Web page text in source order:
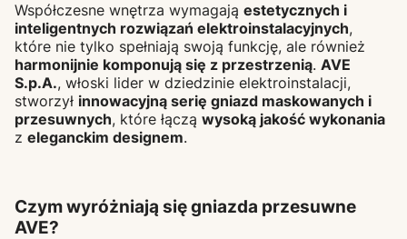
Współczesne wnętrza wymagają estetycznych i
inteligentnych rozwiązań elektroinstalacyjnych,
które nie tylko spełniają swoją funkcję, ale również
harmonijnie komponują się z przestrzenią. AVE
S.p.A., włoski lider w dziedzinie elektroinstalacji,
stworzył innowacyjną serię gniazd maskowanych i
przesuwnych, które łączą wysoką jakość wykonania
z eleganckim designem.
Czym wyróżniają się gniazda przesuwne
AVE?